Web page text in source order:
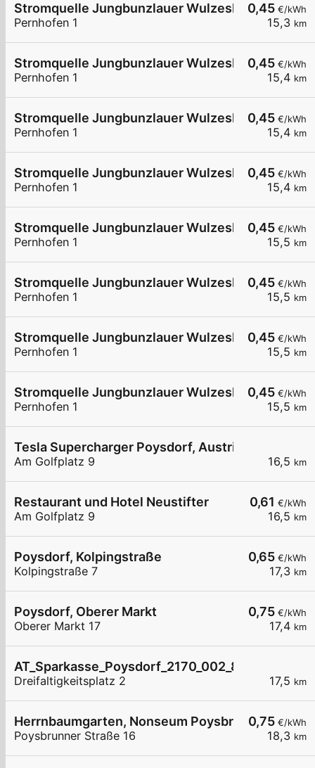
0,45 €/kWh
15,3 km
Stromquelle Jungbunzlauer Wulzeshofen 1
Pernhofen 1
0,45 €/kWh
15,4 km
Stromquelle Jungbunzlauer Wulzeshofen 7
Pernhofen 1
0,45 €/kWh
15,4 km
Stromquelle Jungbunzlauer Wulzeshofen 6
Pernhofen 1
0,45 €/kWh
15,4 km
Stromquelle Jungbunzlauer Wulzeshofen DC240
Pernhofen 1
0,45 €/kWh
15,5 km
Stromquelle Jungbunzlauer Wulzeshofen 3
Pernhofen 1
0,45 €/kWh
15,5 km
Stromquelle Jungbunzlauer Wulzeshofen 2
Pernhofen 1
0,45 €/kWh
15,5 km
Stromquelle Jungbunzlauer Wulzeshofen 4
Pernhofen 1
0,45 €/kWh
15,5 km
Stromquelle Jungbunzlauer Wulzeshofen 5
Pernhofen 1
16,5 km
Tesla Supercharger Poysdorf, Austria
Am Golfplatz 9
0,61 €/kWh
16,5 km
Restaurant und Hotel Neustifter
Am Golfplatz 9
0,65 €/kWh
17,3 km
Poysdorf, Kolpingstraße
Kolpingstraße 7
0,75 €/kWh
17,4 km
Poysdorf, Oberer Markt
Oberer Markt 17
17,5 km
AT_Sparkasse_Poysdorf_2170_002_8211012707
Dreifaltigkeitsplatz 2
0,75 €/kWh
18,3 km
Herrnbaumgarten, Nonseum Poysbrunner Str.
Poysbrunner Straße 16